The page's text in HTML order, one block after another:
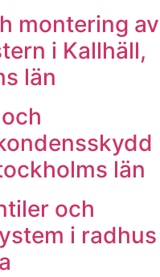
montering av
i Kallhäll,
län
län
och
i radhus